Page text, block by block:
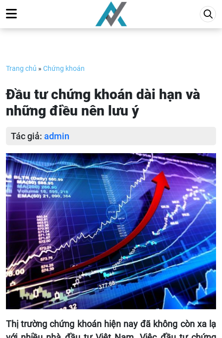
to
content
Trang chủ » Chứng khoán
Đầu tư chứng khoán dài hạn và
những điều nên lưu ý
Tác giả: admin
Thị trường chứng khoán hiện nay đã không còn xa lạ